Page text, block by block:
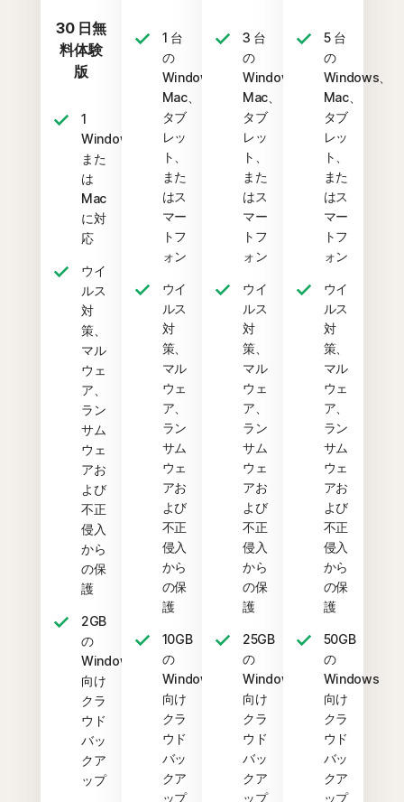
30 日無
料体験
版
1
Windows
また
は
Mac
に対
応
ウイ
ルス
対
策、
マル
ウェ
ア、
ラン
サム
ウェ
アお
よび
不正
侵入
から
の保
護
2GB
の
Windows
向け
クラ
ウド
バッ
クア
ップ
1 台
の
Windows、
Mac、
タブ
レッ
ト、
また
はス
マー
トフ
ォン
ウイ
ルス
対
策、
マル
ウェ
ア、
ラン
サム
ウェ
アお
よび
不正
侵入
から
の保
護
10GB
の
Windows
向け
クラ
ウド
バッ
クア
ップ
3 台
の
Windows、
Mac、
タブ
レッ
ト、
また
はス
マー
トフ
ォン
ウイ
ルス
対
策、
マル
ウェ
ア、
ラン
サム
ウェ
アお
よび
不正
侵入
から
の保
護
25GB
の
Windows
向け
クラ
ウド
バッ
クア
ップ
5 台
の
Windows、
Mac、
タブ
レッ
ト、
また
はス
マー
トフ
ォン
ウイ
ルス
対
策、
マル
ウェ
ア、
ラン
サム
ウェ
アお
よび
不正
侵入
から
の保
護
50GB
の
Windows
向け
クラ
ウド
バッ
クア
ップ